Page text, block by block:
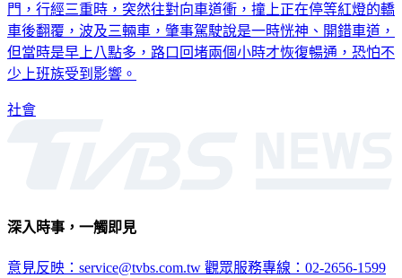
門，行經三重時，突然往對向車道衝，撞上正在停等紅燈的轎
車後翻覆，波及三輛車，肇事駕駛說是一時恍神、開錯車道，
但當時是早上八點多，路口回堵兩個小時才恢復暢通，恐怕不
少上班族受到影響。
社會
深入時事，一觸即見
意見反映：service@tvbs.com.tw 觀眾服務專線：02-2656-1599